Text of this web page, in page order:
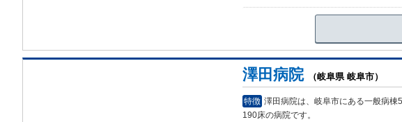
澤田病院 （岐阜県 岐阜市）
特徴 澤田病院は、岐阜市にある一般病
190床の病院です。